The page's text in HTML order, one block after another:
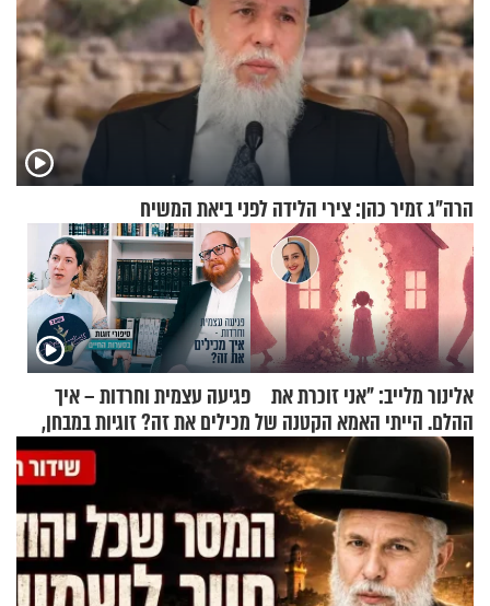
הרה"ג זמיר כהן: צירי הלידה לפני ביאת המשיח
אלינור מלייב: "אני זוכרת את
ההלם. הייתי האמא הקטנה של
הבית"
פגיעה עצמית וחרדות – איך
מכילים את זה? זוגיות במבחן,
הפעם עם יהודית ואלתר כהן